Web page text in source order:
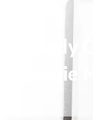
Výhody
Terapie